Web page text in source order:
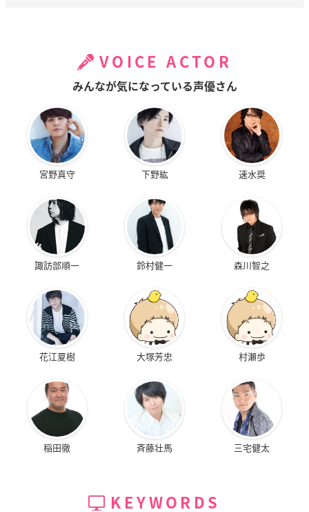
VOICE ACTOR
みんなが気になっている声優さん
宮野真守 下野紘 速水奨
諏訪部順一 鈴村健一 森川智之
花江夏樹 大塚芳忠 村瀬歩
稲田徹 斉藤壮馬 三宅健太
KEYWORDS